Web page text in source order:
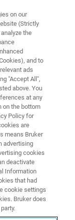
이지
이 일어나는지
을 최적화하거
수행하기 위
on our
(Strictly
the
and to
ads
"Accept All",
above. You
at any
on the bottom
Policy for
are
means Bruker
advertising
cookies
deactivate
Information
that had
cookie settings
Bruker does